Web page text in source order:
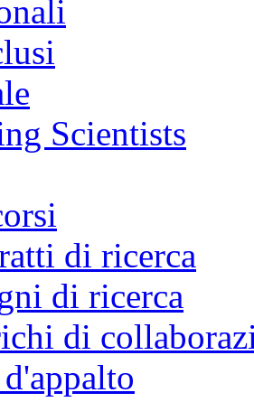
Scientists
di ricerca
di ricerca
di